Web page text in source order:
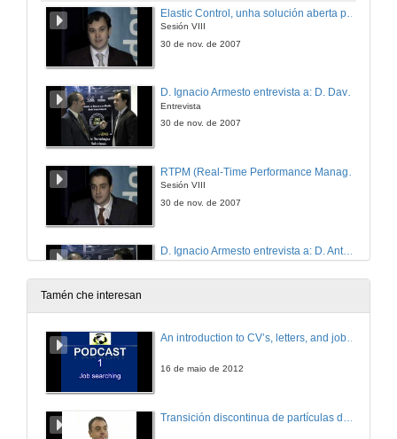
Sesión VIII
30 de nov. de 2007
D. Ignacio Armesto entrevista a: D. David Goyanes
Entrevista
30 de nov. de 2007
Sesión VIII
30 de nov. de 2007
D. Ignacio Armesto entrevista a: D. Antonio Sartal
30 de nov. de 2007
Sesión VIII
Entrevista
Tamén che interesan
An introduction to CV’s, letters, and job searching
16 de maio de 2012